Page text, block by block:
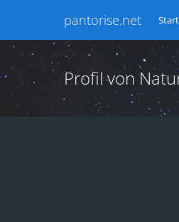
pantorise.net
Profil von